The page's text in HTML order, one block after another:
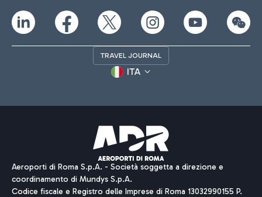
TRAVEL JOURNAL
ITA
Aeroporti di Roma S.p.A. - Società soggetta a direzione e
coordinamento di Mundys S.p.A.
Codice fiscale e Registro delle Imprese di Roma 13032990155 P.